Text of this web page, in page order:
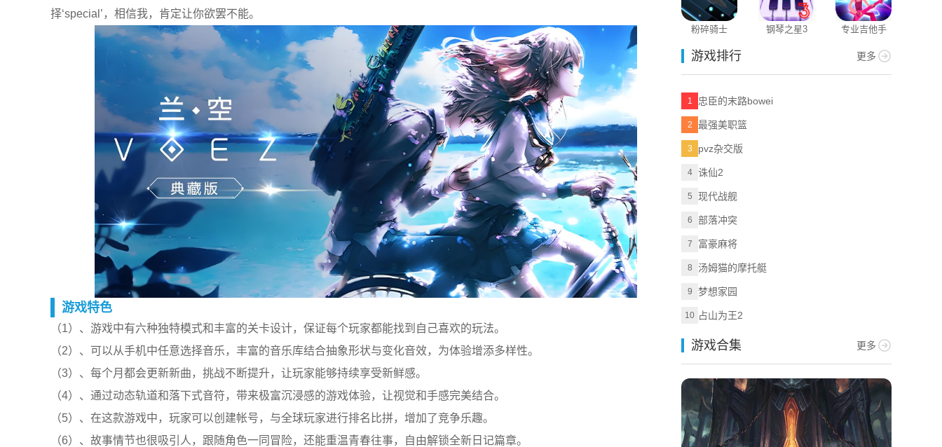
择‘special’，相信我，肯定让你欲罢不能。
游戏特色
（1）、游戏中有六种独特模式和丰富的关卡设计，保证每个玩家都能找到自己喜欢的玩法。
（2）、可以从手机中任意选择音乐，丰富的音乐库结合抽象形状与变化音效，为体验增添多样性。
（3）、每个月都会更新新曲，挑战不断提升，让玩家能够持续享受新鲜感。
（4）、通过动态轨道和落下式音符，带来极富沉浸感的游戏体验，让视觉和手感完美结合。
（5）、在这款游戏中，玩家可以创建帐号，与全球玩家进行排名比拼，增加了竞争乐趣。
（6）、故事情节也很吸引人，跟随角色一同冒险，还能重温青春往事，自由解锁全新日记篇章。
粉碎骑士 钢琴之星3 专业吉他手
游戏排行 更多
1 忠臣的末路bowei
2 最强美职篮
3 pvz杂交版
4 诛仙2
5 现代战舰
6 部落冲突
7 富豪麻将
8 汤姆猫的摩托艇
9 梦想家园
10 占山为王2
游戏合集 更多